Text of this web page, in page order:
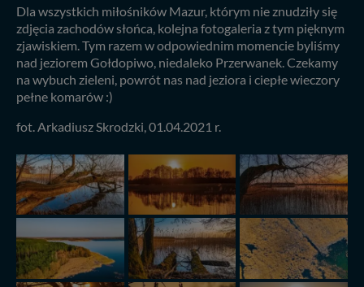
Dla wszystkich miłośników Mazur, którym nie znudziły się
zdjęcia zachodów słońca, kolejna fotogaleria z tym pięknym
zjawiskiem. Tym razem w odpowiednim momencie byliśmy
nad jeziorem Gołdopiwo, niedaleko Przerwanek. Czekamy
na wybuch zieleni, powrót nas nad jeziora i ciepłe wieczory
pełne komarów :)
fot. Arkadiusz Skrodzki, 01.04.2021 r.